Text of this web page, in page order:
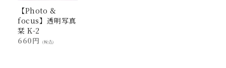
【Photo &
focus】透明写真
栞 K-2
660円
(税込)